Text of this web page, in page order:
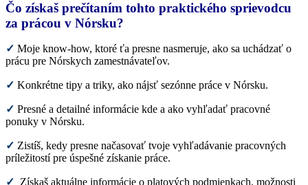
Čo získaš prečítaním tohto praktického sprievodcu
za prácou v Nórsku?
✓ Moje know-how, ktoré ťa presne nasmeruje, ako sa uchádzať o
prácu pre Nórskych zamestnávateľov.
✓ Konkrétne tipy a triky, ako nájsť sezónne práce v Nórsku.
✓ Presné a detailné informácie kde a ako vyhľadať pracovné
ponuky v Nórsku.
✓ Zistíš, kedy presne načasovať tvoje vyhľadávanie pracovných
príležitostí pre úspešné získanie práce.
✓ Získaš aktuálne informácie o platových podmienkach, možnosti